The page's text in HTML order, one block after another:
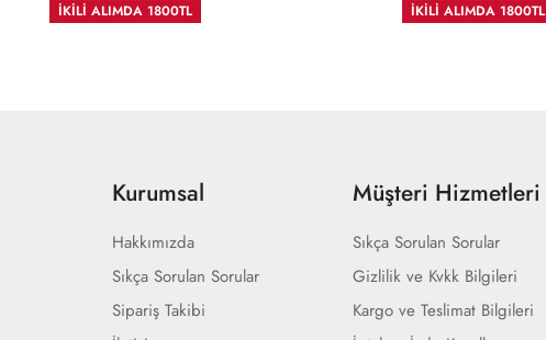
İKİLİ ALIMDA 1800TL İKİLİ ALIMDA 1800TL
Kurumsal
Hakkımızda
Sıkça Sorulan Sorular
Sipariş Takibi
Müşteri Hizmetleri
Sıkça Sorulan Sorular
Gizlilik ve Kvkk Bilgileri
Kargo ve Teslimat Bilgileri